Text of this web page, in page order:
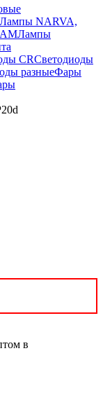
Лампы NARVA,
Лампы
CRСветодиоды
разныеФары
в